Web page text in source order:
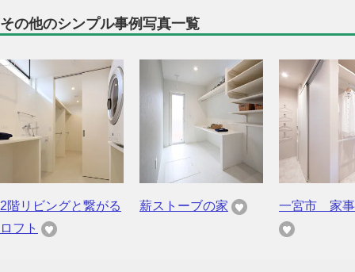
その他のシンプル事例写真一覧
2階リビングと繋がる
ロフト
薪ストーブの家 一宮市 家事